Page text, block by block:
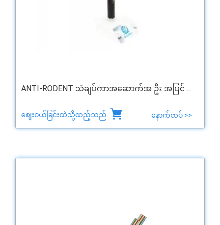
ANTI-RODENT သံချပ်ကာအဆောက်အ ဦး အပြင် ...
စျေးဝယ်ခြင်းထဲသို့ထည့်သည် နောက်ထပ် >>